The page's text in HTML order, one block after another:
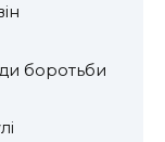
боротьби